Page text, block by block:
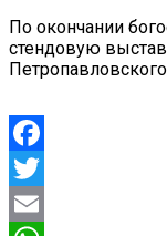
По окончании
стендовую
Facebook
Twitter